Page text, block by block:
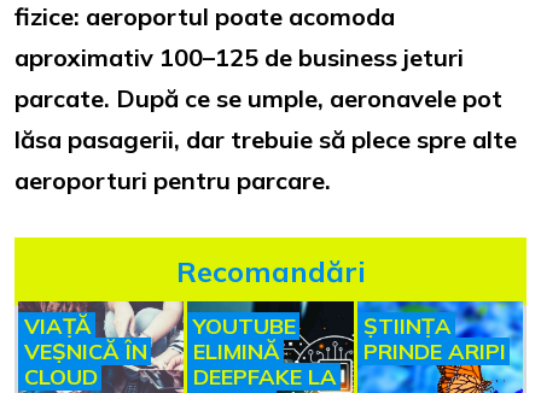
fizice: aeroportul poate acomoda
aproximativ 100–125 de business jeturi
parcate. După ce se umple, aeronavele pot
lăsa pasagerii, dar trebuie să plece spre alte
aeroporturi pentru parcare.
Recomandări
VIAȚĂ
VEȘNICĂ ÎN
CLOUD
YOUTUBE
ELIMINĂ
DEEPFAKE LA
ȘTIINȚA
PRINDE ARIPI